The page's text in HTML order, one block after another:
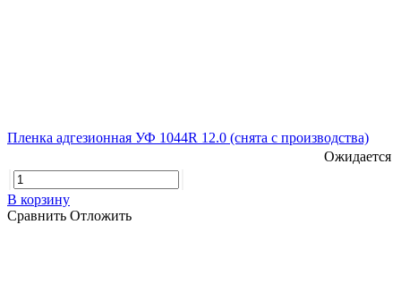
Пленка адгезионная УФ 1044R 12.0 (снята с производства)
Ожидается
В корзину
Сравнить Отложить